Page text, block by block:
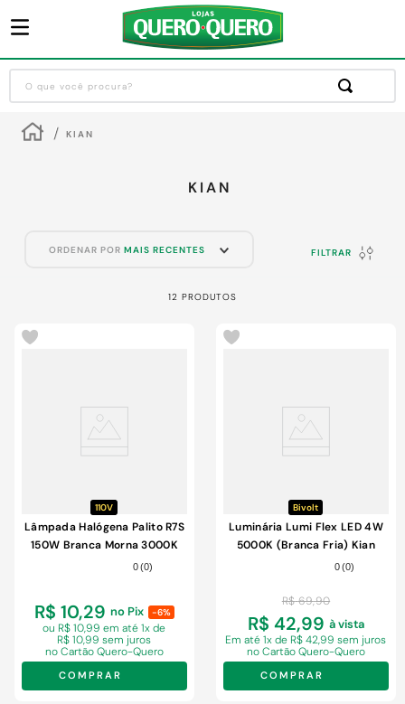
O que você procura?
KIAN
KIAN
ORDENAR POR MAIS RECENTES FILTRAR
12 PRODUTOS
110V
Lâmpada Halógena Palito R7S
150W Branca Morna 3000K
0 (0)
R$ 10,29 no Pix -6%
ou R$ 10,99 ematé 1x de
R$ 10,99 sem juros
no Cartão Quero-Quero
COMPRAR
Bivolt
Luminária Lumi Flex LED 4W
5000K (Branca Fria) Kian
Preto Bivolt0 (0)
R$ 69,90
R$ 42,99 à vista
Ematé 1x de R$ 42,99 sem juros
no Cartão Quero-Quero
COMPRAR
Termos mais buscados
sofa
º
cimento
chuveiro